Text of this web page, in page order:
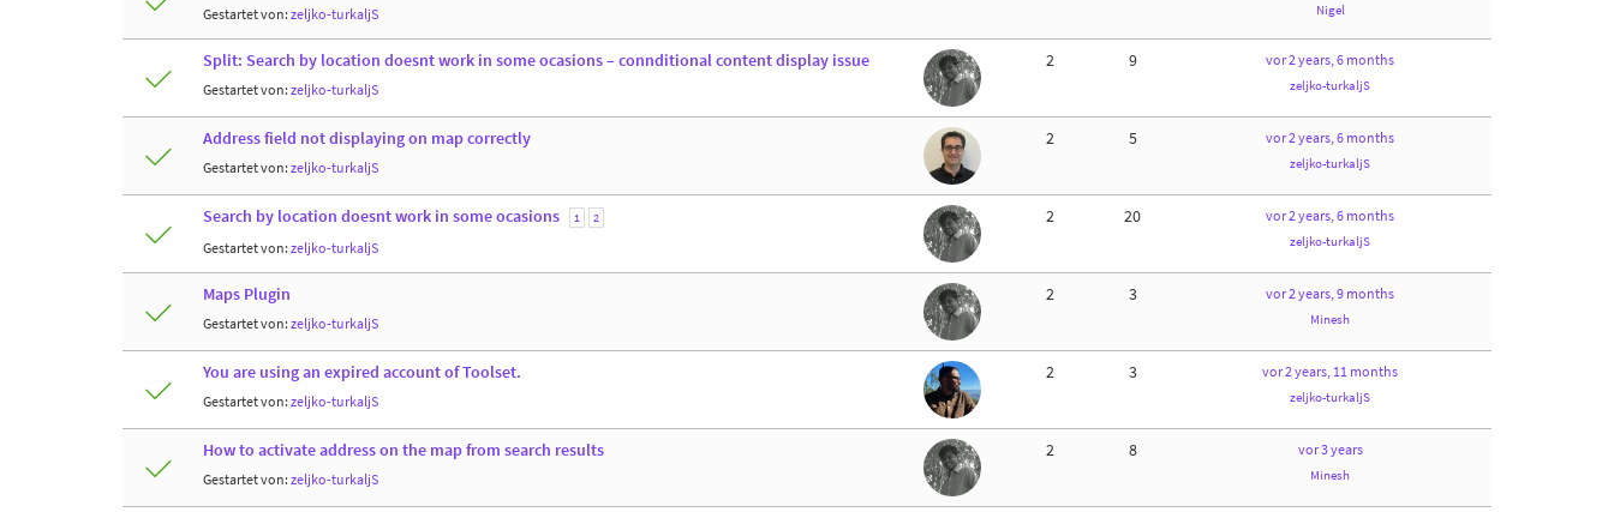
Gestartet von: zeljko-turkaljS Nigel
Split: Search by location doesnt work in some ocasions – connditional content display issue
Gestartet von: zeljko-turkaljS
2 9 vor 2 years, 6 months
zeljko-turkaljS
Address field not displaying on map correctly
Gestartet von: zeljko-turkaljS
2 5 vor 2 years, 6 months
zeljko-turkaljS
Search by location doesnt work in some ocasions 1 2
Gestartet von: zeljko-turkaljS
2 20 vor 2 years, 6 months
zeljko-turkaljS
Maps Plugin
Gestartet von: zeljko-turkaljS
2 3 vor 2 years, 9 months
Minesh
You are using an expired account of Toolset.
Gestartet von: zeljko-turkaljS
2 3 vor 2 years, 11 months
zeljko-turkaljS
How to activate address on the map from search results
Gestartet von: zeljko-turkaljS
2 8 vor 3 years
Minesh